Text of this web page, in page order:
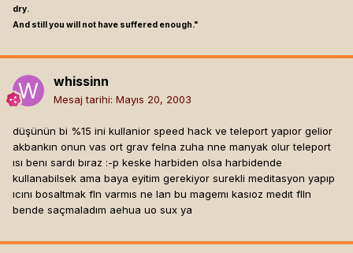
dry.
And still you will not have suffered enough."
whissinn
Mesaj tarihi: Mayıs 20, 2003
düşünün bi %15 ini kullanior speed hack ve teleport yapıor gelior
akbankın onun vas ort grav felna zuha nne manyak olur teleport
ısı benı sardı bıraz :-p keske harbiden olsa harbidende
kullanabilsek ama baya eyitim gerekiyor surekli meditasyon yapıp
ıcını bosaltmak fln varmıs ne lan bu magemı kasıoz medıt flln
bende saçmaladım aehua uo sux ya